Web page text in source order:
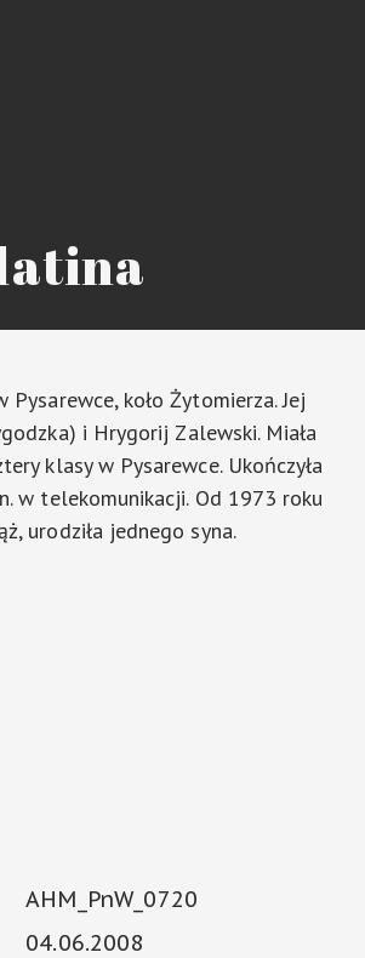
koło Żytomierza. Jej
i Hrygorij Zalewski. Miała
klasy w Pysarewce. Ukończyła
w telekomunikacji. Od 1973 roku
urodziła jednego syna.
AHM_PnW_0720
04.06.2008